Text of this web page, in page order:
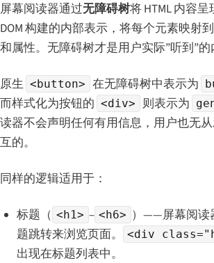
屏幕阅读器通过无障碍树将 HTML 内容
DOM 构建的内部表示，将每个元素映射
和属性。无障碍树才是用户实际”听到”的
原生 <button> 在无障碍树中表示为
而样式化为按钮的 <div> 则表示为
读器不会声明任何有用信息，用户也无
互的。
同样的逻辑适用于：
标题（ <h1> – <h6> ）——屏幕阅读
题跳转来浏览页面。
<div
出现在标题列表中。